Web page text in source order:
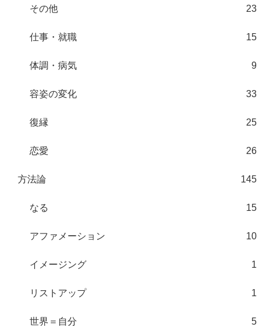
その他 23
仕事・就職 15
体調・病気 9
容姿の変化 33
復縁 25
恋愛 26
方法論 145
なる 15
アファメーション 10
イメージング 1
リストアップ 1
世界＝自分 5